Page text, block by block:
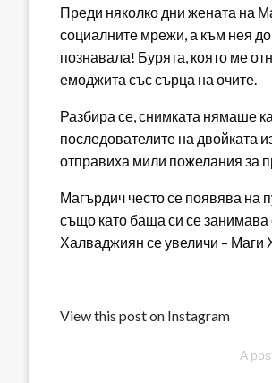
Преди няколко дни жената на
социалните мрежи, а към нея
познавала! Бурята, която ме
емоджита със сърца на очите.
Разбира се, снимката нямаше
последователите на двойката
отправиха мили пожелания за
Магърдич често се появява на
също като баща си се занимава
Халваджиян се увеличи – Маги
View this post on Instagram
A